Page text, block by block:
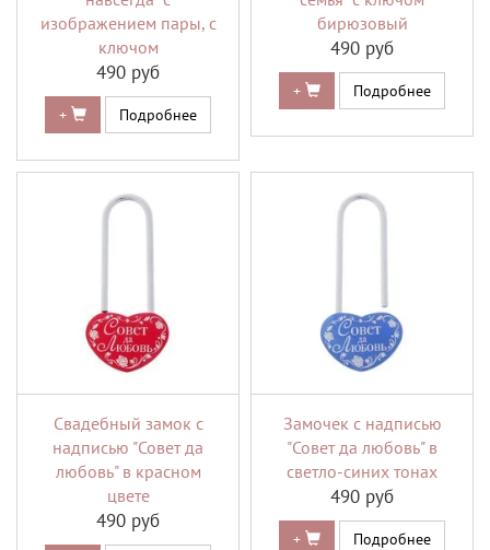
изображением пары, с
ключом
490 руб
+ Подробнее
бирюзовый
490 руб
+ Подробнее
Свадебный замок с
надписью "Совет да
любовь" в красном
цвете
490 руб
Замочек с надписью
"Совет да любовь" в
светло-синих тонах
490 руб
+ Подробнее